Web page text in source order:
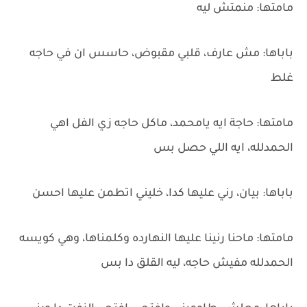
مامتها: منمتش ليه
باباها: مش عارف، قلبي مقبوض، حاسس ان في حاجه
غلط
مامتها: حاجة ايه يامحمد، ماكل حاجه زي الفل اهي
الحمدلله، ايه اللي حصل بس
باباها: بيان، رني عليها كدا، خليني اتطمن عليها احسن
مامتها: ماحنا رنينا عليها النهارده وكلمناها، وهي كويسه
الحمدلله مفيش حاجه، ليه القلق دا بس